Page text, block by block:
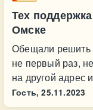
Тех
Омске
Обещали решить
не первый раз,
на другой адрес
Гость, 25.11.2023